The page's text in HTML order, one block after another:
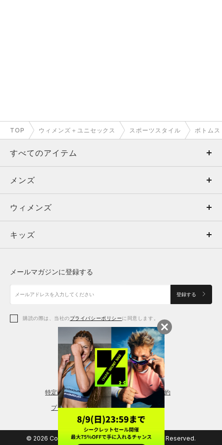
TOP ウィメンズ＋ユニセックス スポーツスタイル ボトムス
すべてのアイテム
メンズ
ウィメンズ
キッズ
アクセサリー
メンズ
トップス
ボトムス
アクセサリー
ウィメンズ
トップス
シューズ
アクセサリー
レギンス＆タイツ
キッズ
シューズ
メールマガジンに登録する
登録する
購読の際は、当社のプライバシーポリシーに同意します。
特定商取引法に基づく通販の表記 会員規約
プライバシーポリシー
© 2026 Copyright DOME Corporation. All Rights Reserved.